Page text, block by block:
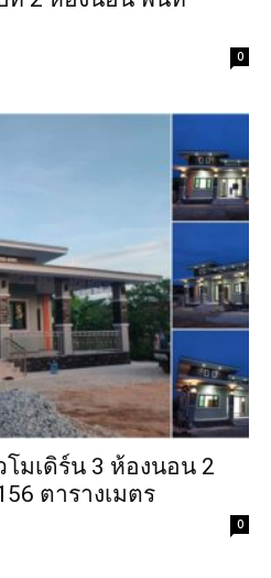
0
มเดิร์น 3 ห้องนอน 2
ตารางเมตร
0